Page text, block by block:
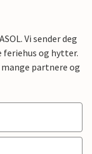
Vi sender deg
og hytter.
partnere og